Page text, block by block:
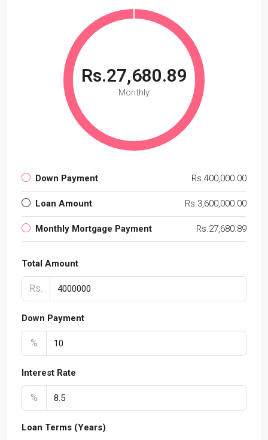
Rs.27,680.89
Monthly
Down Payment Rs.400,000.00
Loan Amount Rs.3,600,000.00
Monthly Mortgage Payment Rs.27,680.89
Total Amount
Rs.
Down Payment
%
Interest Rate
%
Loan Terms (Years)